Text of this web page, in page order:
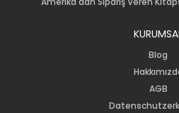
Blog
AGB